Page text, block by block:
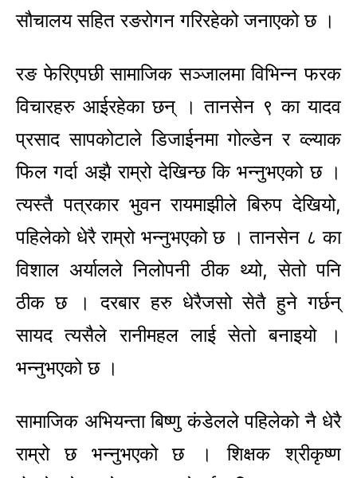
सौचालय सहित रङरोगन गरिरहेको जनाएको छ ।
रङ फेरिएपछी सामाजिक सञ्जालमा विभिन्न फरक
विचारहरु आईरहेका छन् । तानसेन ९ का यादव
प्रसाद सापकोटाले डिजाईनमा गोल्डेन र व्ल्याक
फिल गर्दा अझै राम्रो देखिन्छ कि भन्नुभएको छ ।
त्यस्तै पत्रकार भुवन रायमाझीले बिरुप देखियो,
पहिलेको धेरै राम्रो भन्नुभएको छ । तानसेन ८ का
विशाल अर्यालले निलोपनी ठीक थ्यो, सेतो पनि
ठीक छ । दरबार हरु धेरैजसो सेतै हुने गर्छन्
सायद त्यसैले रानीमहल लाई सेतो बनाइयो ।
भन्नुभएको छ ।
सामाजिक अभियन्ता बिष्णु कंडेलले पहिलेको नै धेरै
राम्रो छ भन्नुभएको छ । शिक्षक श्रीकृष्ण